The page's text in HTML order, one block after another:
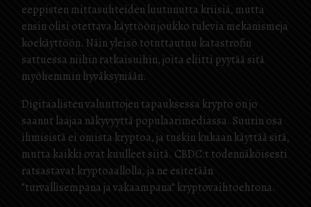
eeppisten mittasuhteiden luutunutta kriisiä, mutta
ensin olisi otettava käyttöön joukko tulevia mekanismeja
koekäyttöön. Näin yleisö totuttautuu katastrofin
sattuessa niihin ratkaisuihin, joita eliitti pyytää sitä
myöhemmin hyväksymään.
Digitaalisten valuuttojen tapauksessa krypto on jo
saanut laajaa näkyvyyttä populaarimediassa. Suurin osa
ihmisistä ei omista kryptoa, ja tuskin kukaan käyttää sitä,
mutta kaikki ovat kuulleet siitä. CBDC:t todennäköisesti
ratsastavat kryptoaallolla, ja ne esitetään
”turvallisempana ja vakaampana” kryptovaihtoehtona.